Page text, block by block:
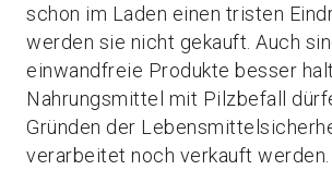
schon im Laden einen tristen
werden sie nicht gekauft. Auch
einwandfreie Produkte besser
Nahrungsmittel mit Pilzbefall
Gründen der
verarbeitet noch verkauft